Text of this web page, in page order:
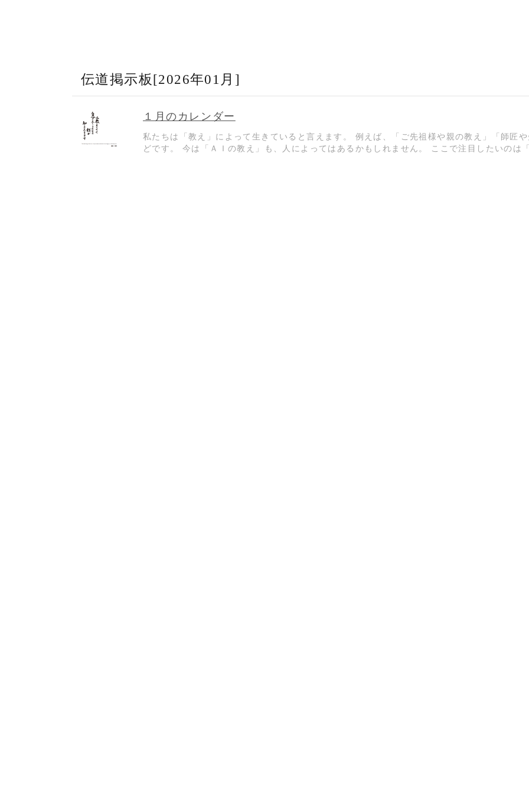
伝道掲示板 [2026年01月]
１月のカレンダー
私たちは「教え」によって生きていると言えます。 例えば、「ご先祖様や親の教え」「師匠
どです。 今は「ＡＩの教え」も、人によってはあるかもしれません。 ここで注目したいのは